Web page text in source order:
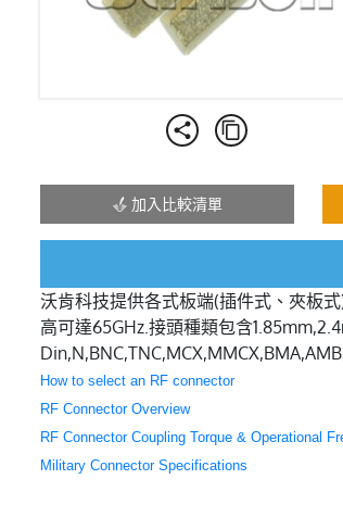
加入比較清單
沃肯科技提供各式板端(插件式、夾板
高可達65GHz.接頭種類包含
How to select an RF connector
RF Connector Overview
RF Connector Coupling Torque & Operational
Military Connector Specifications